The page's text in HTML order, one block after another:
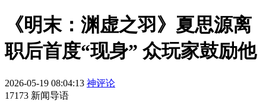
《明末：渊虚之羽》夏思源离
职后首度“现身” 众玩家鼓励他
2026-05-19 08:04:13 神评论
17173 新闻导语